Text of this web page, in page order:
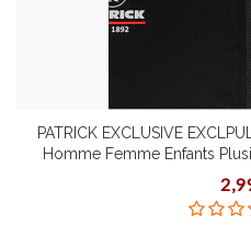
PATRICK EXCLUSIVE
Homme Femme Enfants
Adapté à